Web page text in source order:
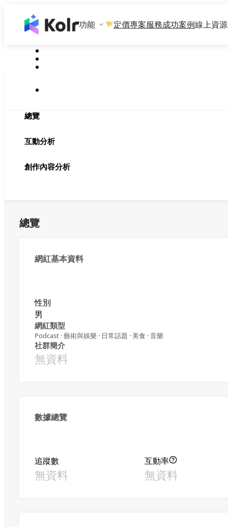
功能 定價專案服務成功案例線上資源
總覽
互動分析
創作內容分析
總覽
網紅基本資料
性別
男
網紅類型
Podcast · 藝術與娛樂 · 日常話題 · 美食 · 音樂
社群簡介
無資料
數據總覽
追蹤數
無資料
互動率
無資料